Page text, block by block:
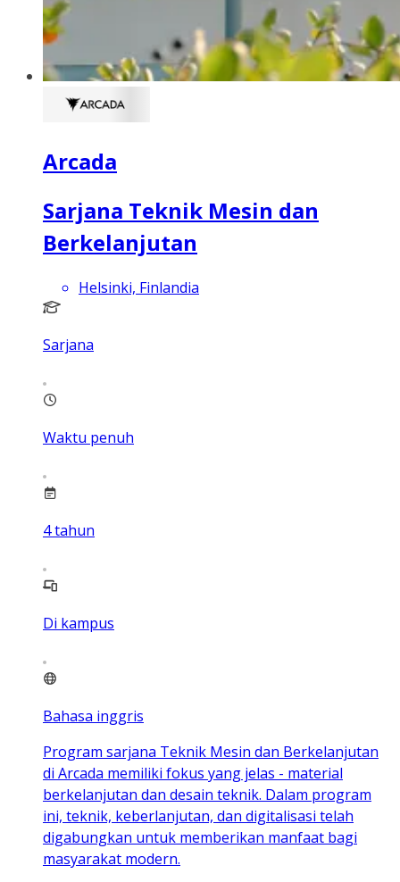
Arcada
Sarjana Teknik Mesin dan
Berkelanjutan
Helsinki, Finlandia
Sarjana
Waktu penuh
4tahun
Di kampus
Bahasa inggris
Program sarjana Teknik Mesin dan Berkelanjutan
di Arcada memiliki fokus yang jelas - material
berkelanjutan dan desain teknik. Dalam program
ini, teknik, keberlanjutan, dan digitalisasi telah
digabungkan untuk memberikan manfaat bagi
masyarakat modern.